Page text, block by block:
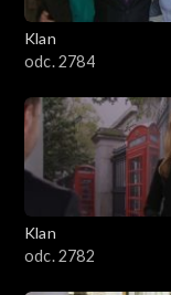
1601–1700
1501–1600
1401–1500
1301–1400
1201–1300
Klan
odc. 2784
Klan
odc. 2782